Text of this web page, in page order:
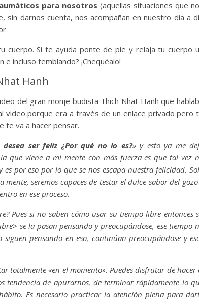
para nosotros (aquellas situaciones que
sin darnos cuenta, nos acompañan en nuestro día a
cuerpo. Si te ayuda ponte de pie y relaja tu cuerpo
incluso temblando? ¡Chequéalo!
Hanh
del gran monje budista Thich Nhat Hanh que
porque era a través de un enlace privado pero
te va a hacer pensar.
ser feliz ¿Por qué no lo es?» y esto ya me
que viene a mi mente con más fuerza es que tal vez
por eso por lo que se nos escapa nuestra felicidad.
seremos capaces de testar el dulce sabor del
en ese proceso.
Pues si no saben cómo usar su tiempo libre entonces
se la pasan pensando y preocupándose, ese tiempo
pensando en eso, continúan preocupándose y
totalmente «en el momento». Puedes disfrutar de hacer
tendencia de apurarnos, de terminar rápidamente lo
Es necesario practicar la atención plena para